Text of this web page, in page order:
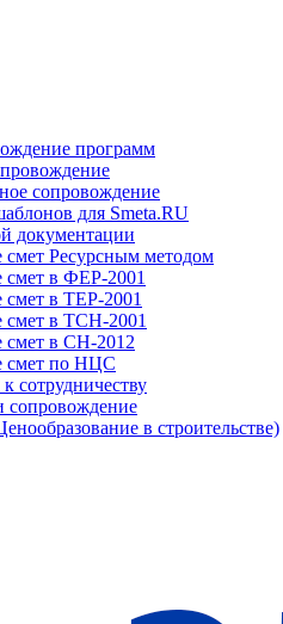
программ
сопровождение
для Smeta.RU
документации
смет Ресурсным методом
смет в ФЕР-2001
смет в ТЕР-2001
смет в ТСН-2001
смет в СН-2012
смет по НЦС
сотрудничеству
в строительстве)